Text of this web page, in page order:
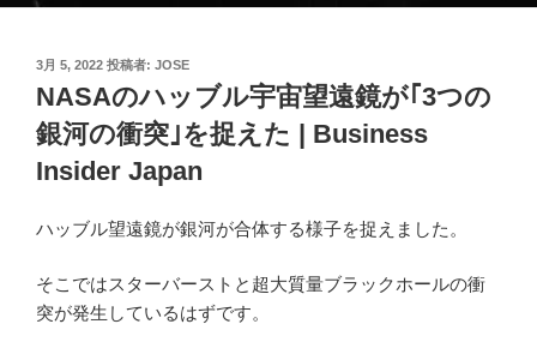
投
稿
日:
3月 5, 2022 投稿者: JOSE
NASAのハッブル宇宙望遠鏡が｢3つの
銀河の衝突｣を捉えた | Business
Insider Japan
ハッブル望遠鏡が銀河が合体する様子を捉えました。
そこではスターバーストと超大質量ブラックホールの衝
突が発生しているはずです。